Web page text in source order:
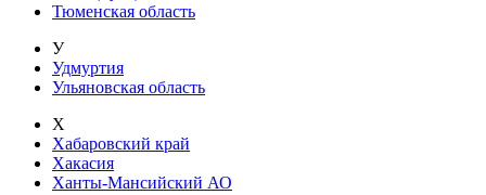
Тюменская область
У
Удмуртия
Ульяновская область
Х
Хабаровский край
Хакасия
Ханты-Мансийский АО